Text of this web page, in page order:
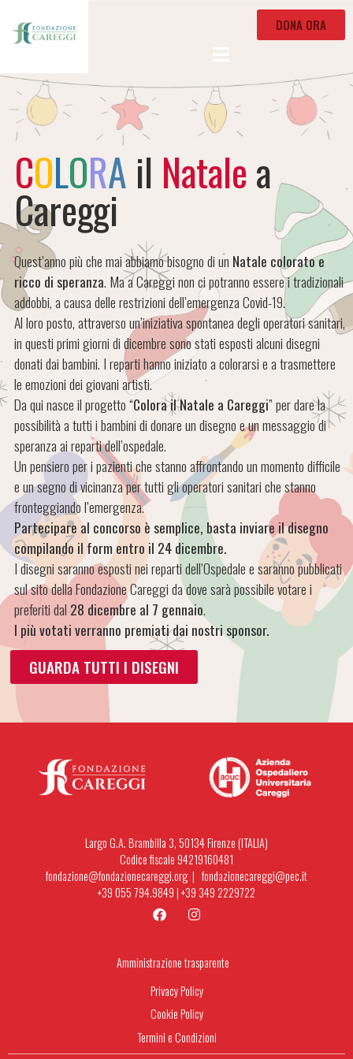
DONA ORA
COLORA il Natalea
Careggi
Quest’anno più che mai abbiamo bisogno di un Natale colorato e
ricco di speranza. Ma a Careggi non ci potranno essere i tradizionali
addobbi, a causa delle restrizioni dell’emergenza Covid-19.
Al loro posto, attraverso un’iniziativa spontanea degli operatori sanitari,
in questi primi giorni di dicembre sono stati esposti alcuni disegni
donati dai bambini. I reparti hanno iniziato a colorarsi e a trasmettere
le emozioni dei giovani artisti.
Da qui nasce il progetto “Colora il Natale a Careggi” per dare la
possibilità a tutti i bambini di donare un disegno e un messaggio di
speranza ai reparti dell’ospedale.
Un pensiero per i pazienti che stanno affrontando un momento difficile
e un segno di vicinanza per tutti gli operatori sanitari che stanno
fronteggiando l’emergenza.
Partecipare al concorso è semplice, basta inviare il disegno
compilando il form entro il 24 dicembre.
I disegni saranno esposti nei reparti dell’Ospedale e saranno pubblicati
sul sito della Fondazione Careggi da dove sarà possibile votare i
preferiti dal 28 dicembre al 7 gennaio.
I più votati verranno premiati dai nostri sponsor.
GUARDA TUTTI I DISEGNI
Largo G.A. Brambilla 3, 50134 Firenze (ITALIA)
Codice fiscale 94219160481
fondazione@fondazionecareggi.org |fondazionecareggi@pec.it
+39 055 794.9849|+39 349 2229722
Amministrazione trasparente
Privacy Policy
Cookie Policy
Termini e Condizioni